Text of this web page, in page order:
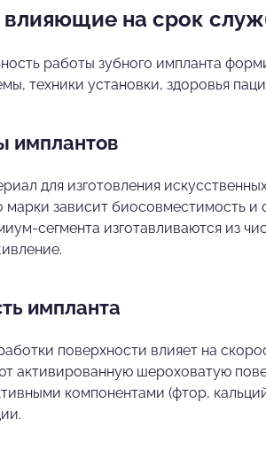
на срок
работы зубного импланта
техники установки, здоровья
имплантов
для изготовления
марки зависит биосовместимость и
сегмента изготавливаются из
импланта
поверхности влияет на
активированную шероховатую
компонентами (фтор,